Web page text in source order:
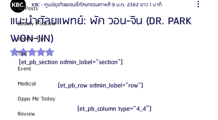
All Posts
Beauty Podcast
Beauty Tips
Tips
Event
Medical
Oppa Me Today
Review
แนะนำศัลยแพทย์: พัค วอน-จิน (DR. PARK
WON-JIN)
KBC - ศูนย์ธุรกิจเอเจนซี่ศัลยกรรมเกาหลี9 ม.ค. 2562ยาว 1 นาที
ได้รับ NaN เต็ม 5 ดาว
[et_pb_section admin_label=”section”]
		[et_pb_row admin_label=”row”]
			[et_pb_column type=”4_4″]